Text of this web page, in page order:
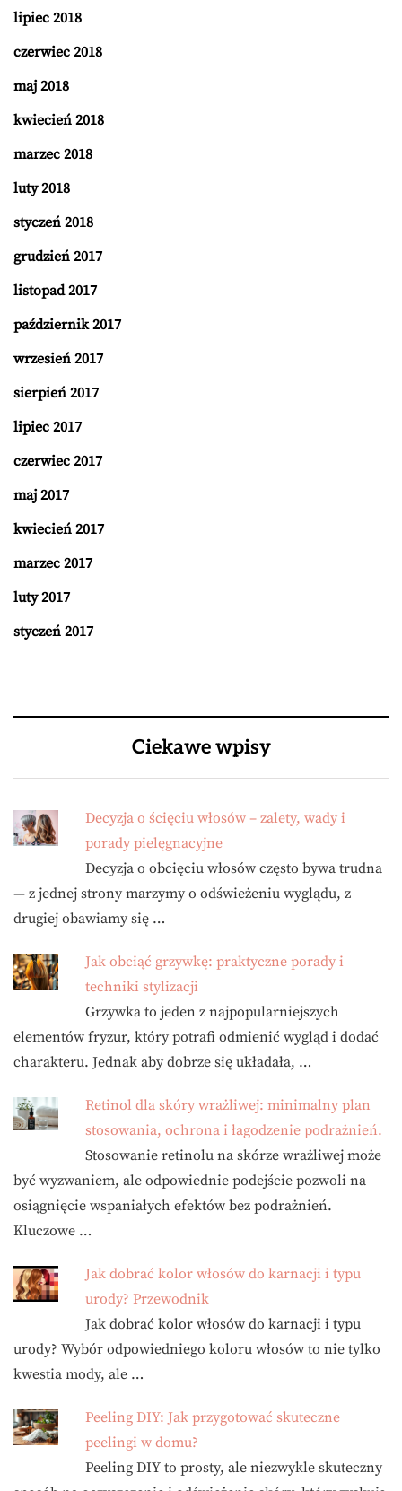
lipiec 2018
czerwiec 2018
maj 2018
kwiecień 2018
marzec 2018
luty 2018
styczeń 2018
grudzień 2017
listopad 2017
październik 2017
wrzesień 2017
sierpień 2017
lipiec 2017
czerwiec 2017
maj 2017
kwiecień 2017
marzec 2017
luty 2017
styczeń 2017
Ciekawe wpisy
Decyzja o ścięciu włosów – zalety, wady i
porady pielęgnacyjne
Decyzja o obcięciu włosów często bywa trudna
— z jednej strony marzymy o odświeżeniu wyglądu, z
drugiej obawiamy się …
Jak obciąć grzywkę: praktyczne porady i
techniki stylizacji
Grzywka to jeden z najpopularniejszych
elementów fryzur, który potrafi odmienić wygląd i dodać
charakteru. Jednak aby dobrze się układała, …
Retinol dla skóry wrażliwej: minimalny plan
stosowania, ochrona i łagodzenie podrażnień.
Stosowanie retinolu na skórze wrażliwej może
być wyzwaniem, ale odpowiednie podejście pozwoli na
osiągnięcie wspaniałych efektów bez podrażnień.
Kluczowe …
Jak dobrać kolor włosów do karnacji i typu
urody? Przewodnik
Jak dobrać kolor włosów do karnacji i typu
urody? Wybór odpowiedniego koloru włosów to nie tylko
kwestia mody, ale …
Peeling DIY: Jak przygotować skuteczne
peelingi w domu?
Peeling DIY to prosty, ale niezwykle skuteczny